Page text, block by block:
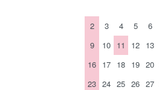
2
3 4 5 6
9
10 11 12 13
16 17 18 19 20
23 24 25 26 27